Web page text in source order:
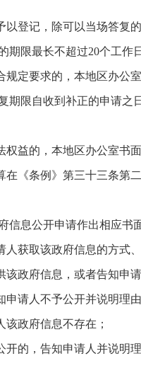
登记，除可以当场答复
限最长不超过20个工作日
定要求的，本地区办公
期限自收到补正的申请
益的，本地区办公室书
《条例》第三十三条第
信息公开申请作出相应书
获取该政府信息的方式、
政府信息，或者告知申
请人不予公开并说明理由
政府信息不存在；
开的，告知申请人并说